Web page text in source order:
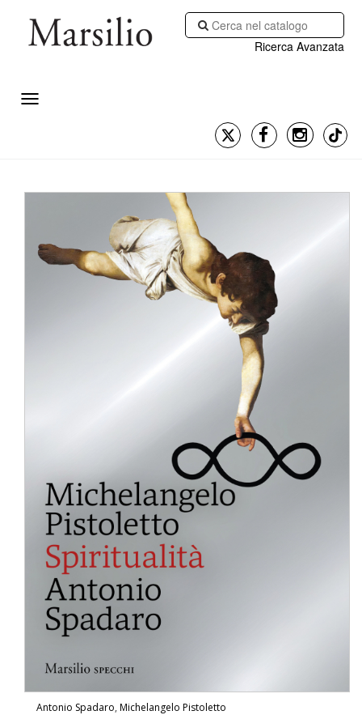
Ricerca Avanzata
Antonio Spadaro, Michelangelo Pistoletto